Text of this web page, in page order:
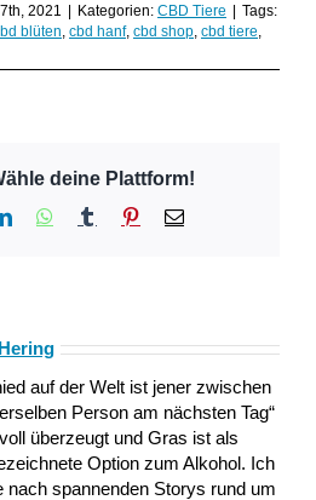
2021 | Kategorien: CBD Tiere | Tags:
blüten, cbd hanf, cbd shop, cbd tiere,
deine Plattform!
LinkedInWhatsApp
Tumblr Pinterest
E-
auf der Welt ist jener zwischen
Person am nächsten Tag“
überzeugt und Gras ist als
Option zum Alkohol. Ich
nach spannenden Storys rund um